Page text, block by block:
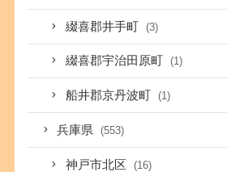
綴喜郡井手町 (3)
綴喜郡宇治田原町 (1)
船井郡京丹波町 (1)
兵庫県 (553)
神戸市北区 (16)